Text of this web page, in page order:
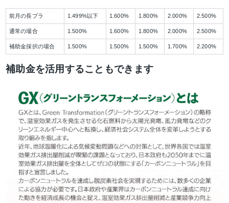
前月の長プラ 1.499%以下 1.600% 1.800% 2.000% 2.500%
通常の場合 1.500% 1.600% 1.800% 2.000% 2.500%
補助金採択の場合 1.500% 1.500% 1.500% 1.700% 2.200%
補助金を活用することもできます